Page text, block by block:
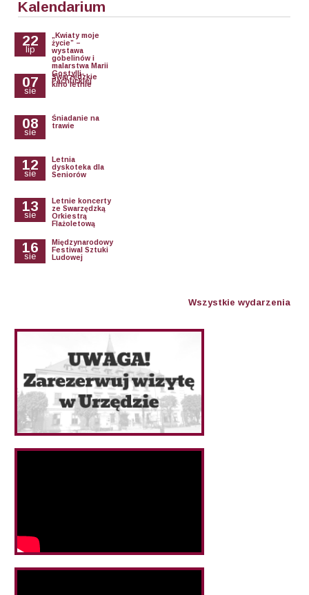
Kalendarium
22
lip
„Kwiaty moje
życie” –
wystawa
gobelinów i
malarstwa Marii
Gostylli-
Pachuckiej
07
sie
Swarzędzkie
kino letnie
08
sie
Śniadanie na
trawie
12
sie
Letnia
dyskoteka dla
Seniorów
13
sie
Letnie koncerty
ze Swarzędzką
Orkiestrą
Flażoletową
16
sie
Międzynarodowy
Festiwal Sztuki
Ludowej
Wszystkie wydarzenia